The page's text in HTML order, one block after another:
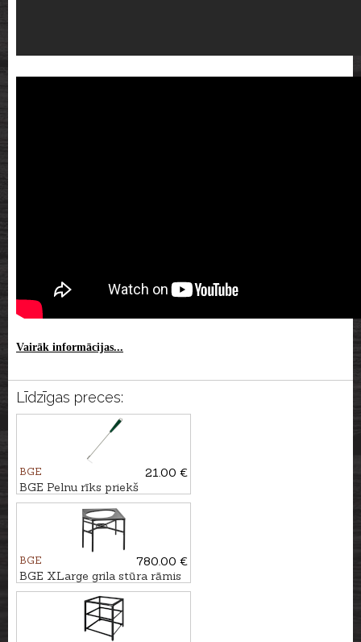
Vairāk informācijas...
Līdzīgas preces:
BGE
21.00 €
BGE Pelnu rīks priekš
MiniMax, Small un Mini griliem
BGE
780.00 €
BGE XLarge grila stūra rāmis